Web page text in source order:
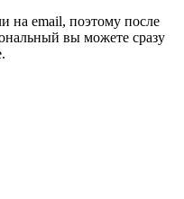
на email, поэтому после
вы можете сразу